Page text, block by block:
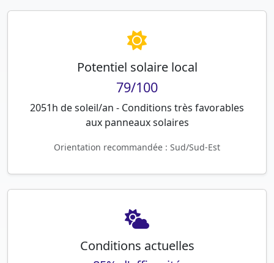
Potentiel solaire local
79/100
2051h de soleil/an - Conditions très favorables
aux panneaux solaires
Orientation recommandée : Sud/Sud-Est
Conditions actuelles